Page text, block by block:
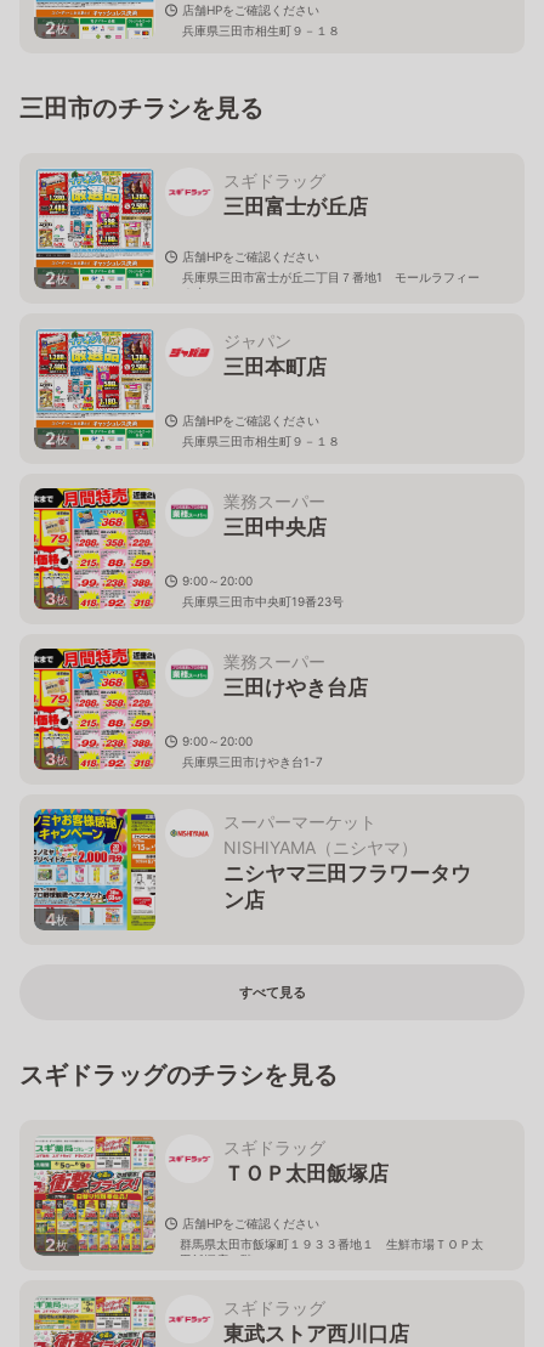
2枚
店舗HPをご確認ください
兵庫県三田市相生町９－１８
三田市のチラシを見る
2枚
スギドラッグ
三田富士が丘店
店舗HPをご確認ください
兵庫県三田市富士が丘二丁目７番地1 モールラフィー
ネ内
2枚
ジャパン
三田本町店
店舗HPをご確認ください
兵庫県三田市相生町９－１８
3枚
業務スーパー
三田中央店
9:00～20:00
兵庫県三田市中央町19番23号
3枚
業務スーパー
三田けやき台店
9:00～20:00
兵庫県三田市けやき台1-7
4枚
スーパーマーケット
NISHIYAMA（ニシヤマ）
ニシヤマ三田フラワータウ
ン店
すべて見る
スギドラッグのチラシを見る
2枚
スギドラッグ
ＴＯＰ太田飯塚店
店舗HPをご確認ください
群馬県太田市飯塚町１９３３番地１ 生鮮市場ＴＯＰ太
田飯塚店１階
スギドラッグ
東武ストア西川口店